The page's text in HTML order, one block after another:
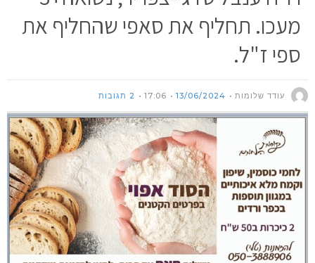
מעכו. תחליף את סאפי שהחליף את
ספי ז"ל.
עודד שלומות 13/06/2024
17:06 2 תגובות